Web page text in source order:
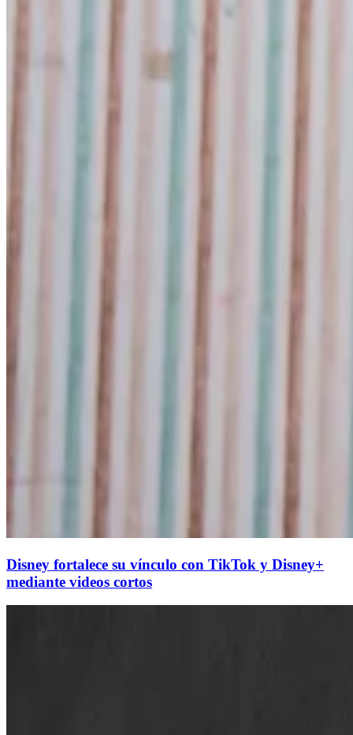
Disney fortalece su vínculo con TikTok y Disney+
mediante videos cortos